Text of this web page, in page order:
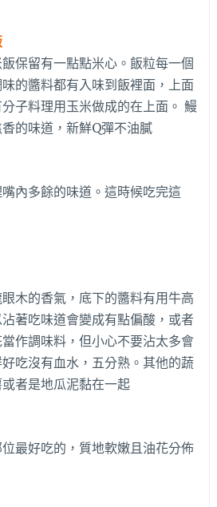
保留有一點點米心。飯粒每一個
的醬料都有入味到飯裡面，上面
子料理用玉米做成的在上面。 鰻
的味道，新鮮Q彈不油膩
內多餘的味道。這時候吃完這
木的香氣，底下的醬料有用牛高
著吃味道會變成有點偏酸，或者
作調味料，但小心不要沾太多會
吃沒有血水，五分熟。其他的蔬
者是地瓜泥黏在一起
最好吃的，質地軟嫩且油花分佈